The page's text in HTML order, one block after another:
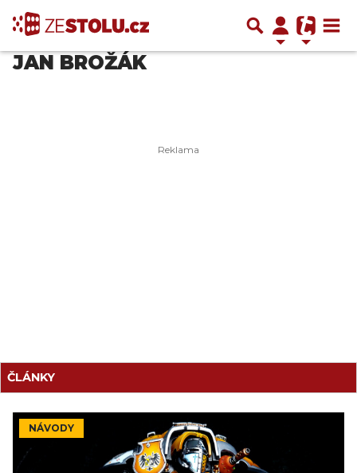
JAN BROŽÁK
ČLÁNKY
NÁVODY